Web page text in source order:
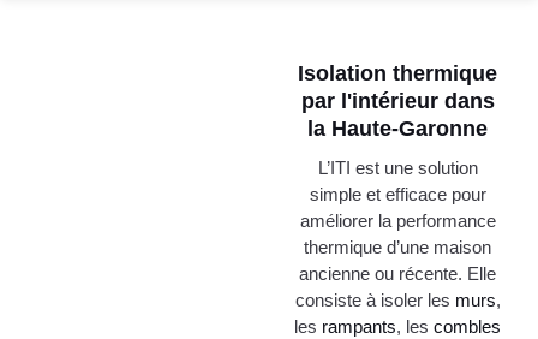
Isolation thermique
par l'intérieur dans
la Haute-Garonne
L’ITI est une solution
simple et efficace pour
améliorer la performance
thermique d’une maison
ancienne ou récente. Elle
consiste à isoler les murs,
les rampants, les combles